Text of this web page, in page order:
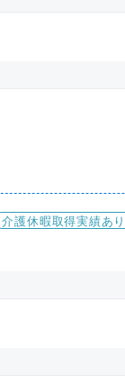
介護休暇取得実績あり